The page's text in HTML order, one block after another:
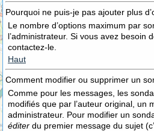
Pourquoi ne puis-je pas ajouter plus
Le nombre d’options maximum par
l’administrateur. Si vous avez besoin
contactez-le.
Haut
Comment modifier ou supprimer un
Comme pour les messages, les
modifiés que par l’auteur original, un
administrateur. Pour modifier un
éditer du premier message du sujet